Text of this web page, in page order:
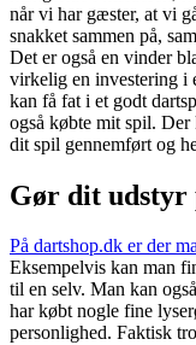
når vi har gæster, at vi
snakket sammen på,
Det er også en vinder
virkelig en investering i
kan få fat i et godt
også købte mit spil.
dit spil gennemført og
Gør dit udstyr
På dartshop.dk er der
Eksempelvis kan man
til en selv. Man kan
har købt nogle fine
personlighed. Faktisk